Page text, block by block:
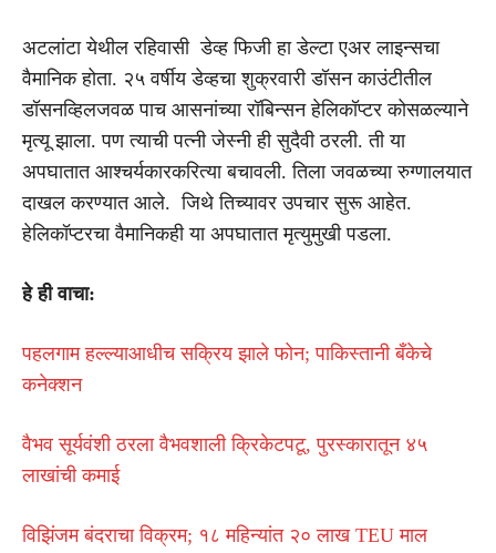
अटलांटा येथील रहिवासी डेव्ह फिजी हा डेल्टा एअर लाइन्सचा
वैमानिक होता. २५ वर्षीय डेव्हचा शुक्रवारी डॉसन काउंटीतील
डॉसनव्हिलजवळ पाच आसनांच्या रॉबिन्सन हेलिकॉप्टर कोसळल्याने
मृत्यू झाला. पण त्याची पत्नी जेस्नी ही सुदैवी ठरली. ती या
अपघातात आश्चर्यकारकरित्या बचावली. तिला जवळच्या रुग्णालयात
दाखल करण्यात आले. जिथे तिच्यावर उपचार सुरू आहेत.
हेलिकॉप्टरचा वैमानिकही या अपघातात मृत्युमुखी पडला.
हे ही वाचा:
पहलगाम हल्ल्याआधीच सक्रिय झाले फोन; पाकिस्तानी बँकेचे
कनेक्शन
वैभव सूर्यवंशी ठरला वैभवशाली क्रिकेटपटू, पुरस्कारातून ४५
लाखांची कमाई
विझिंजम बंदराचा विक्रम; १८ महिन्यांत २० लाख TEU माल